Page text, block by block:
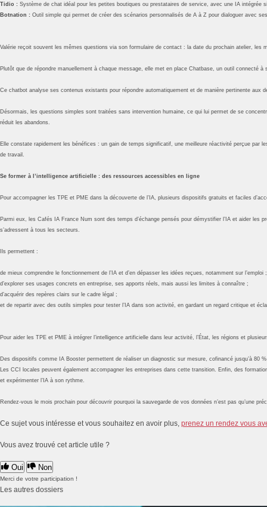
Tidio : Système de chat idéal pour les petites boutiques ou prestataires de service, avec une IA intégrée
Botnation : Outil simple qui permet de créer des scénarios personnalisés de A à Z pour dialoguer avec
Valérie reçoit souvent les mêmes questions via son formulaire de contact : la date du prochain atelier,
Plutôt que de répondre manuellement à chaque message, elle met en place Chatbase, un outil connecté
Ce chatbot analyse ses contenus existants pour répondre automatiquement et de manière pertinente aux
Désormais, les questions simples sont traitées sans intervention humaine, ce qui lui permet de se
réduit les abandons.
Elle constate rapidement les bénéfices : un gain de temps significatif, une meilleure réactivité perçue par
de travail.
Se former à l’intelligence artificielle : des ressources accessibles en ligne
Pour accompagner les TPE et PME dans la découverte de l’IA, plusieurs dispositifs gratuits et faciles
Parmi eux, les Cafés IA France Num sont des temps d’échange pensés pour démystifier l’IA et aider
s’adressent à tous les secteurs.
Ils permettent :
de mieux comprendre le fonctionnement de l’IA et d’en dépasser les idées reçues, notamment sur l’emploi ;
d’explorer ses usages concrets en entreprise, ses apports réels, mais aussi les limites à connaître ;
d’acquérir des repères clairs sur le cadre légal ;
et de repartir avec des outils simples pour tester l’IA dans son activité, en gardant un regard critique et
Pour aider les TPE et PME à intégrer l’intelligence artificielle dans leur activité, l’État, les régions et
Des dispositifs comme IA Booster permettent de réaliser un diagnostic sur mesure, cofinancé jusqu’à 80
Les CCI locales peuvent également accompagner les entreprises dans cette transition. Enfin, des
et expérimenter l’IA à son rythme.
Rendez-vous le mois prochain pour découvrir pourquoi la sauvegarde de vos données n’est pas qu’une
Ce sujet vous intéresse et vous souhaitez en avoir plus, prenez un rendez vous
Vous avez trouvé cet article utile ?
Oui Non
Merci de votre participation !
Les autres dossiers